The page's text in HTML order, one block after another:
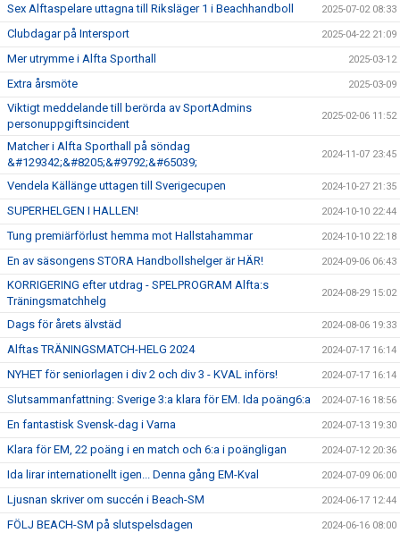
Sex Alftaspelare uttagna till Riksläger 1 i Beachhandboll 2025-07-02 08:33
Clubdagar på Intersport 2025-04-22 21:09
Mer utrymme i Alfta Sporthall 2025-03-12
Extra årsmöte 2025-03-09
Viktigt meddelande till berörda av SportAdmins
personuppgiftsincident
2025-02-06 11:52
Matcher i Alfta Sporthall på söndag
&#129342;&#8205;&#9792;&#65039;
2024-11-07 23:45
Vendela Källänge uttagen till Sverigecupen 2024-10-27 21:35
SUPERHELGEN I HALLEN! 2024-10-10 22:44
Tung premiärförlust hemma mot Hallstahammar 2024-10-10 22:18
En av säsongens STORA Handbollshelger är HÄR! 2024-09-06 06:43
KORRIGERING efter utdrag - SPELPROGRAM Alfta:s
Träningsmatchhelg
2024-08-29 15:02
Dags för årets älvstäd 2024-08-06 19:33
Alftas TRÄNINGSMATCH-HELG 2024 2024-07-17 16:14
NYHET för seniorlagen i div 2 och div 3 - KVAL införs! 2024-07-17 16:14
Slutsammanfattning: Sverige 3:a klara för EM. Ida poäng6:a 2024-07-16 18:56
En fantastisk Svensk-dag i Varna 2024-07-13 19:30
Klara för EM, 22 poäng i en match och 6:a i poängligan 2024-07-12 20:36
Ida lirar internationellt igen... Denna gång EM-Kval 2024-07-09 06:00
Ljusnan skriver om succén i Beach-SM 2024-06-17 12:44
FÖLJ BEACH-SM på slutspelsdagen 2024-06-16 08:00